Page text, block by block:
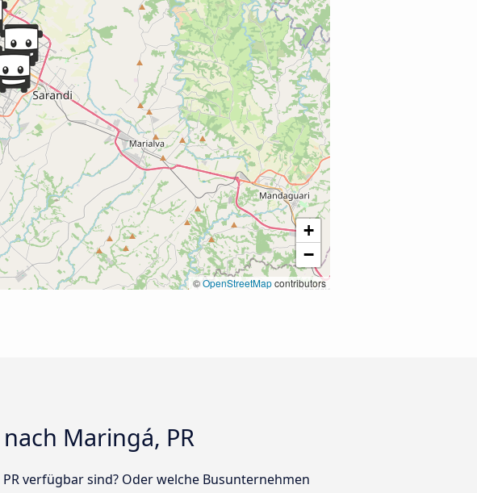
+
−
©OpenStreetMapcontributors
Maringá, PR
verfügbar sind? Oder welche Busunternehmen